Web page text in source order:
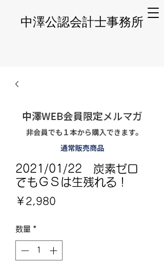
​中澤公認会計士事務所
2021/01/22 炭素ゼロ
でもＧＳは生残れる！
￥2,980
数量 *